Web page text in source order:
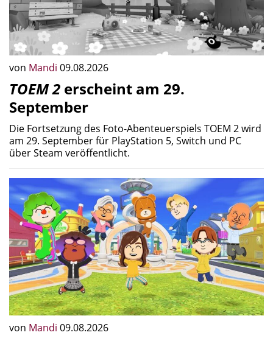
von Mandi 09.08.2026
TOEM 2 erscheint am 29.
September
Die Fortsetzung des Foto-Abenteuerspiels TOEM 2 wird
am 29. September für PlayStation 5, Switch und PC
über Steam veröffentlicht.
von Mandi 09.08.2026